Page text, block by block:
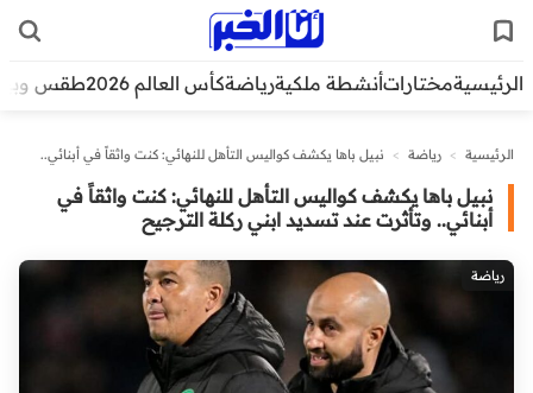
الرئيسيةمختاراتأنشطة ملكيةرياضةكأس العالم 2026 طقس
الرئيسية > رياضة >
نبيل باها يكشف كواليس التأهل للنهائي: كنت واثقاً في أبنائي..
نبيل باها يكشف كواليس التأهل للنهائي: كنت واثقاً في
أبنائي.. وتأثرت عند تسديد ابني ركلة الترجيح
رياضة